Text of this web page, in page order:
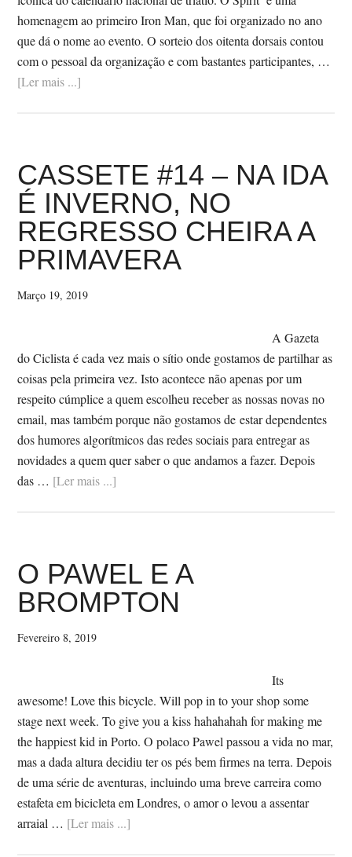
homenagem ao primeiro Iron Man, que foi organizado no ano
que dá o nome ao evento. O sorteio dos oitenta dorsais contou
com o pessoal da organização e com bastantes participantes, …
[Ler mais ...]
SORTEIO
E
FILME
NA
VELO
CULTURE
CASSETE #14 – NA IDA
É INVERNO, NO
REGRESSO CHEIRA A
PRIMAVERA
Março 19, 2019
A Gazeta
do Ciclista é cada vez mais o sítio onde gostamos de partilhar as
coisas pela primeira vez. Isto acontece não apenas por um
respeito cúmplice a quem escolheu receber as nossas novas no
email, mas também porque não gostamos de estar dependentes
dos humores algorítmicos das redes sociais para entregar as
novidades a quem quer saber o que andamos a fazer. Depois
das … [Ler mais ...]
IDA
É
INVERNO,
PRIMAVERA
O PAWEL E A
BROMPTON
Fevereiro 8, 2019
Its
awesome! Love this bicycle. Will pop in to your shop some
stage next week. To give you a kiss hahahahah for making me
the happiest kid in Porto. O polaco Pawel passou a vida no mar,
mas a dada altura decidiu ter os pés bem firmes na terra. Depois
de uma série de aventuras, incluindo uma breve carreira como
estafeta em bicicleta em Londres, o amor o levou a assentar
arraial … [Ler mais ...]